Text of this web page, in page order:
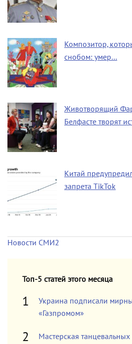
Композитор,
снобом: умер…
Животворящий
Белфасте творят
Китай
запрета TikTok
Новости СМИ2
Топ-5 статей этого месяца
Украина подписали
«Газпромом»
Мастерская танцевальных